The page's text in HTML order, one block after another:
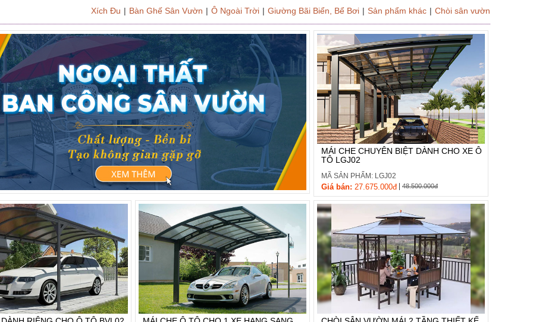
Xích Đu | Bàn Ghế Sân Vườn | Ô Ngoài Trời | Giường Bãi Biển, Bể Bơi | Sản phẩm khác | Chòi sân vườn
MÁI CHE CHUYÊN BIỆT DÀNH CHO XE Ô
TÔ LGJ02
MÃ SẢN PHẨM: LGJ02
Giá bán: 27.675.000đ| 48.500.000đ